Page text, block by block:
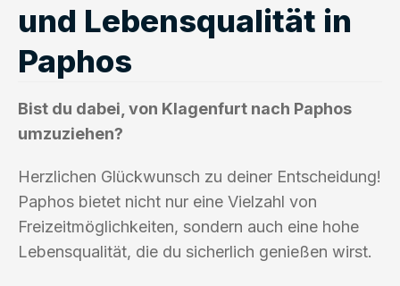
und Lebensqualität in
Paphos
Bist du dabei, von Klagenfurt nach Paphos
umzuziehen?
Herzlichen Glückwunsch zu deiner Entscheidung!
Paphos bietet nicht nur eine Vielzahl von
Freizeitmöglichkeiten, sondern auch eine hohe
Lebensqualität, die du sicherlich genießen wirst.